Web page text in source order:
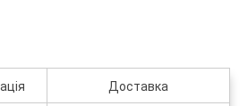
Доставка